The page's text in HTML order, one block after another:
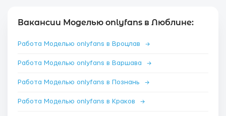
Вакансии Моделью onlyfans в Люблине:
Работа Моделью onlyfans в Вроцлав →
Работа Моделью onlyfans в Варшава →
Работа Моделью onlyfans в Познань →
Работа Моделью onlyfans в Краков →